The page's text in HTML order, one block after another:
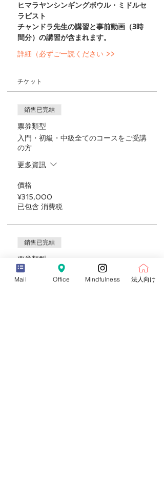
ヒマラヤンシンギングボウル・ミドルセ
ラピスト
チャンドラ先生の講習と事前動画（3時
間分）の講習が含まれます。
詳細（必ずご一読ください >>
チケット
銷售已完結
票券類型
入門・初級・中級全てのコースをご受講
の方
更多資訊
價格
¥315,000
已包含 消費税
銷售已完結
票券類型
セラピストミドルコース（超早割）
Mail Office Mindfulness 法人向け